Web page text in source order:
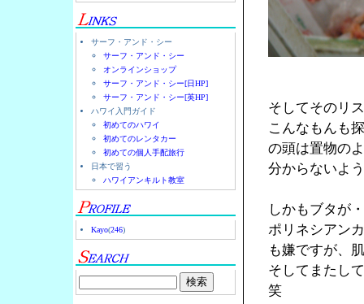
サーフ・アンド・シー
サーフ・アンド・シー
オンラインショップ
サーフ・アンド・シー[日HP]
サーフ・アンド・シー[英HP]
ハワイ入門ガイド
初めてのハワイ
初めてのレンタカー
初めての個人手配旅行
日本で習う
ハワイアンキルト教室
Kayo(246)
そしてそのリ
こんなもんも
の頭は置物の
分からないよ
しかもブタが
ポリネシアン
も嫌ですが、
そしてまたし
笑